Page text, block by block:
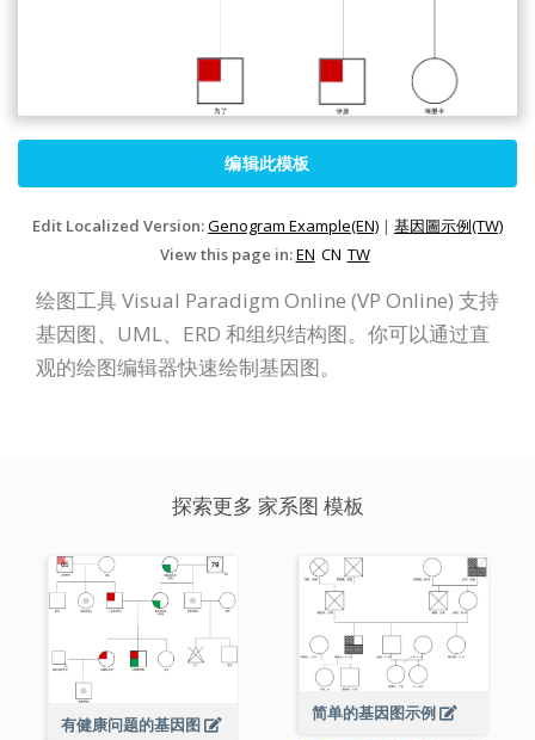
编辑此模板
Edit Localized Version:Genogram Example(EN) | 基因圖示例(TW)
View this page in:EN CN TW
绘图工具 Visual Paradigm Online (VP Online) 支持
基因图、UML、ERD 和组织结构图。你可以通过直
观的绘图编辑器快速绘制基因图。
探索更多 家系图 模板
有健康问题的基因图
简单的基因图示例